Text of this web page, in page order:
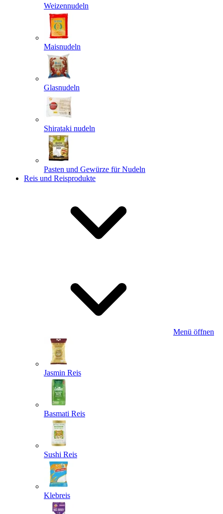
Weizennudeln
Maisnudeln
Glasnudeln
Shirataki nudeln
Pasten und Gewürze für Nudeln
Reis und Reisprodukte
Menü öffnen
Jasmin Reis
Basmati Reis
Sushi Reis
Klebreis